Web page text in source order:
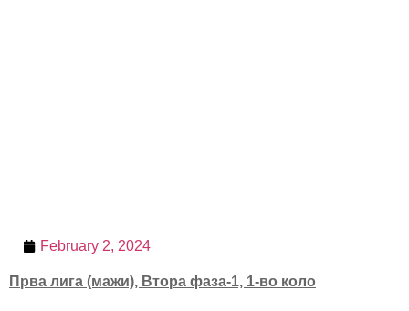
February 2, 2024
Прва лига (мажи), Втора фаза-1, 1-во коло